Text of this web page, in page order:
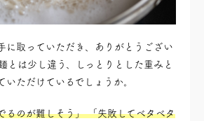
に取っていただき、ありがとうござい
とは少し違う、しっとりとした重みと
いただけているでしょうか。
るのが難しそう」 「失敗してベタベタ